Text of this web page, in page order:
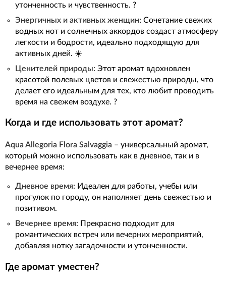
утонченность и чувственность. ?
Энергичных и активных женщин: Сочетание свежих
водных нот и солнечных аккордов создаст атмосферу
легкости и бодрости, идеально подходящую для
активных дней. ☀️
Ценителей природы: Этот аромат вдохновлен
красотой полевых цветов и свежестью природы, что
делает его идеальным для тех, кто любит проводить
время на свежем воздухе. ?
Когда и где использовать этот аромат?
Aqua Allegoria Flora Salvaggia – универсальный аромат,
который можно использовать как в дневное, так и в
вечернее время:
Дневное время: Идеален для работы, учебы или
прогулок по городу, он наполняет день свежестью и
позитивом.
Вечернее время: Прекрасно подходит для
романтических встреч или вечерних мероприятий,
добавляя нотку загадочности и утонченности.
Где аромат уместен?